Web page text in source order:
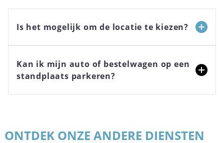
Is het mogelijk om de locatie te kiezen?
Kan ik mijn auto of bestelwagen op een
standplaats parkeren?
ONTDEK ONZE ANDERE DIENSTEN